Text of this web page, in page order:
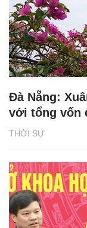
THỜI SỰ
Đà Nẵng:
với tổng vốn